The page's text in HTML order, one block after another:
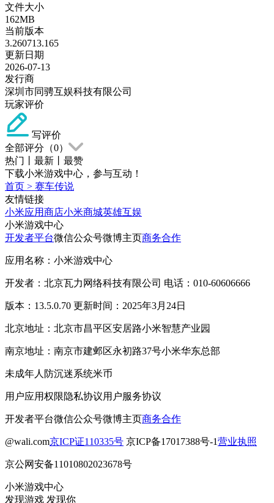
文件大小
162MB
当前版本
3.260713.165
更新日期
2026-07-13
发行商
深圳市同骋互娱科技有限公司
玩家评价
写评价
全部评分（0）
热门
最新
最赞
下载小米游戏中心，参与互动！
首页 > 赛车传说
友情链接
小米应用商店小米商城英雄互娱
小米游戏中心
开发者平台微信公众号微博主页商务合作
应用名称：小米游戏中心
开发者：北京瓦力网络科技有限公司 电话：010-60606666
版本：13.5.0.70 更新时间：2025年3月24日
北京地址：北京市昌平区安居路小米智慧产业园
南京地址：南京市建邺区永初路37号小米华东总部
未成年人防沉迷系统米币
用户应用权限隐私协议用户服务协议
开发者平台微信公众号微博主页商务合作
@wali.com京ICP证110335号 京ICP备17017388号-1营业执照
京公网安备11010802023678号
小米游戏中心
发现游戏 发现你